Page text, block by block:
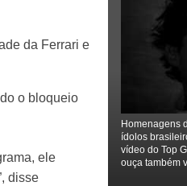
da Ferrari e
o bloqueio
ele
disse
Homenagens
ídolos
vídeo do Top
ouça também